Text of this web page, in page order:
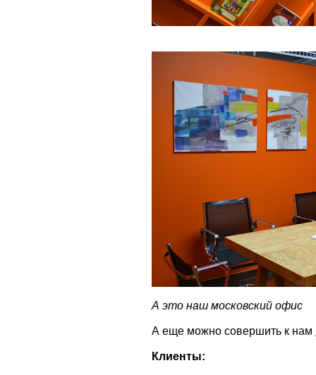
А это наш московский офис
А еще можно совершить к нам
Клиенты: